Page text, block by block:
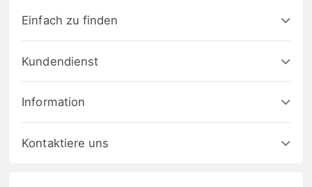
Einfach zu finden
Kundendienst
Information
Kontaktiere uns